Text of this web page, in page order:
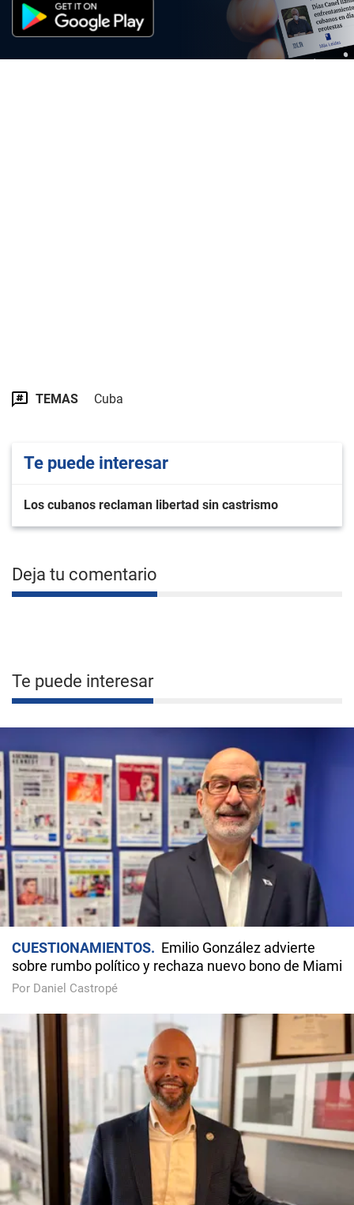
TEMAS Cuba
Te puede interesar
Los cubanos reclaman libertad sin castrismo
Deja tu comentario
Te puede interesar
CUESTIONAMIENTOS
Emilio González advierte
sobre rumbo político y rechaza nuevo bono de Miami
Por Daniel Castropé